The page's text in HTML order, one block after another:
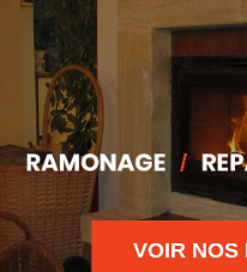
VOIR NOS